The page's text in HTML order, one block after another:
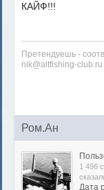
КАЙФ!!!
Претендуешь -
nik@altfishing-club.ru
Ром.Ан
1 496
Дата